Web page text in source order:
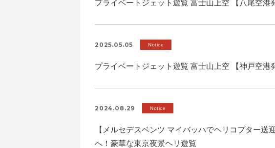
プライベートジェット遊覧 富士山上空 【八尾空港
2025.05.05 Notice
プライベートジェット遊覧 富士山上空 【神戸空港
2024.08.29 Notice
【メルセデスベンツ マイバッハでヘリコプター送
へ！豪華な東京夜景ヘリ遊覧